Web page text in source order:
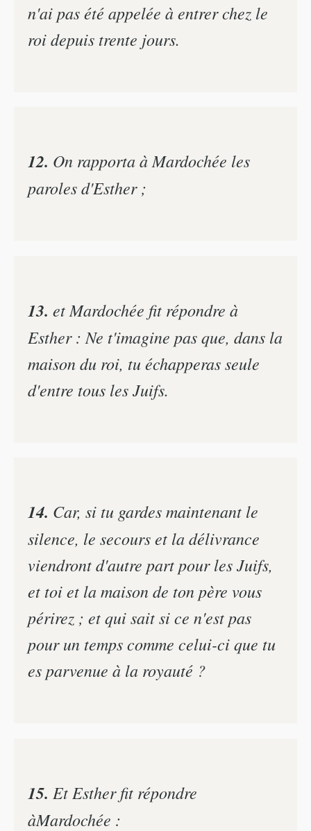
n'ai pas été appelée à entrer chez le
roi depuis trente jours.
12. On rapporta à Mardochée les
paroles d'Esther ;
13. et Mardochée fit répondre à
Esther : Ne t'imagine pas que, dans la
maison du roi, tu échapperas seule
d'entre tous les Juifs.
14. Car, si tu gardes maintenant le
silence, le secours et la délivrance
viendront d'autre part pour les Juifs,
et toi et la maison de ton père vous
périrez ; et qui sait si ce n'est pas
pour un temps comme celui-ci que tu
es parvenue à la royauté ?
15. Et Esther fit répondre
àMardochée :